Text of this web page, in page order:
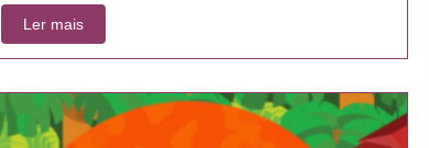
Ler mais